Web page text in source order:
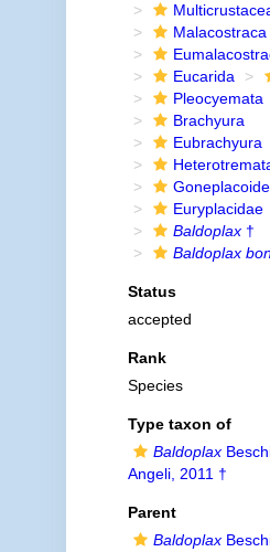
Malacostraca
Eucarida
Pleocyemata
Brachyura
Eubrachyura
Euryplacidae
Baldoplax†
Baldoplax
Status
accepted
Rank
Species
Type taxon of
Baldoplax
Angeli, 2011 †
Parent
Baldoplax